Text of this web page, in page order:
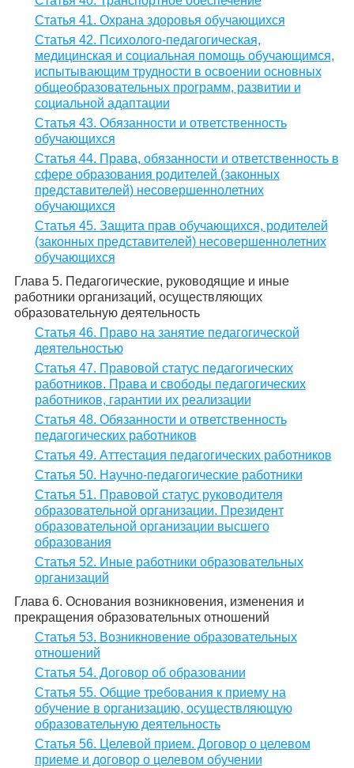
Статья 41. Охрана здоровья обучающихся
Статья 42. Психолого-педагогическая,
медицинская и социальная помощь обучающимся,
испытывающим трудности в освоении основных
общеобразовательных программ, развитии и
социальной адаптации
Статья 43. Обязанности и ответственность
обучающихся
Статья 44. Права, обязанности и ответственность в
сфере образования родителей (законных
представителей) несовершеннолетних
обучающихся
Статья 45. Защита прав обучающихся, родителей
(законных представителей) несовершеннолетних
обучающихся
Глава 5. Педагогические, руководящие и иные
работники организаций, осуществляющих
образовательную деятельность
Статья 46. Право на занятие педагогической
деятельностью
Статья 47. Правовой статус педагогических
работников. Права и свободы педагогических
работников, гарантии их реализации
Статья 48. Обязанности и ответственность
педагогических работников
Статья 49. Аттестация педагогических работников
Статья 50. Научно-педагогические работники
Статья 51. Правовой статус руководителя
образовательной организации. Президент
образовательной организации высшего
образования
Статья 52. Иные работники образовательных
организаций
Глава 6. Основания возникновения, изменения и
прекращения образовательных отношений
Статья 53. Возникновение образовательных
отношений
Статья 54. Договор об образовании
Статья 55. Общие требования к приему на
обучение в организацию, осуществляющую
образовательную деятельность
Статья 56. Целевой прием. Договор о целевом
приеме и договор о целевом обучении